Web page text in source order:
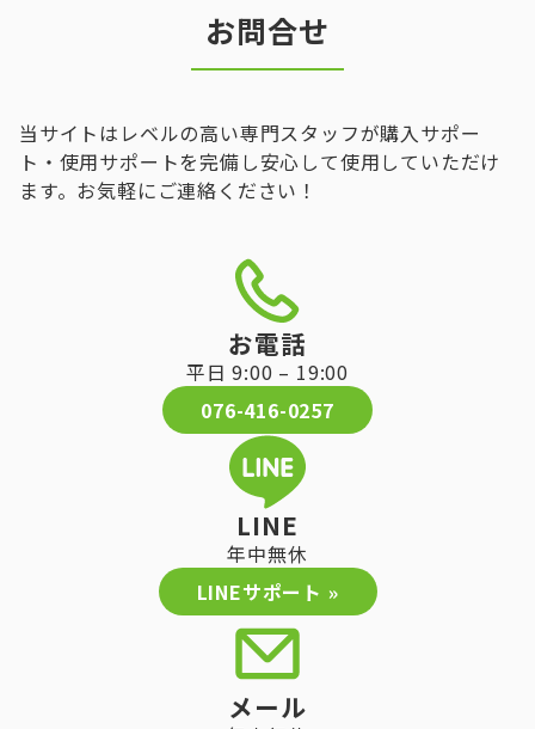
お問合せ
当サイトはレベルの高い専門スタッフが購入サポー
ト・使用サポートを完備し安心して使用していただけ
ます。お気軽にご連絡ください！
お電話
平日 9:00 – 19:00
076-416-0257
LINE
年中無休
LINEサポート »
メール